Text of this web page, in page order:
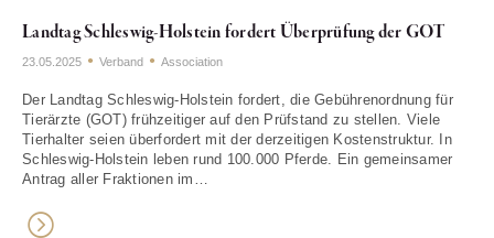
Landtag Schleswig-Holstein fordert Überprüfung der GOT
23.05.2025 Verband Association
Der Landtag Schleswig-Holstein fordert, die Gebührenordnung für
Tierärzte (GOT) frühzeitiger auf den Prüfstand zu stellen. Viele
Tierhalter seien überfordert mit der derzeitigen Kostenstruktur. In
Schleswig-Holstein leben rund 100.000 Pferde. Ein gemeinsamer
Antrag aller Fraktionen im…